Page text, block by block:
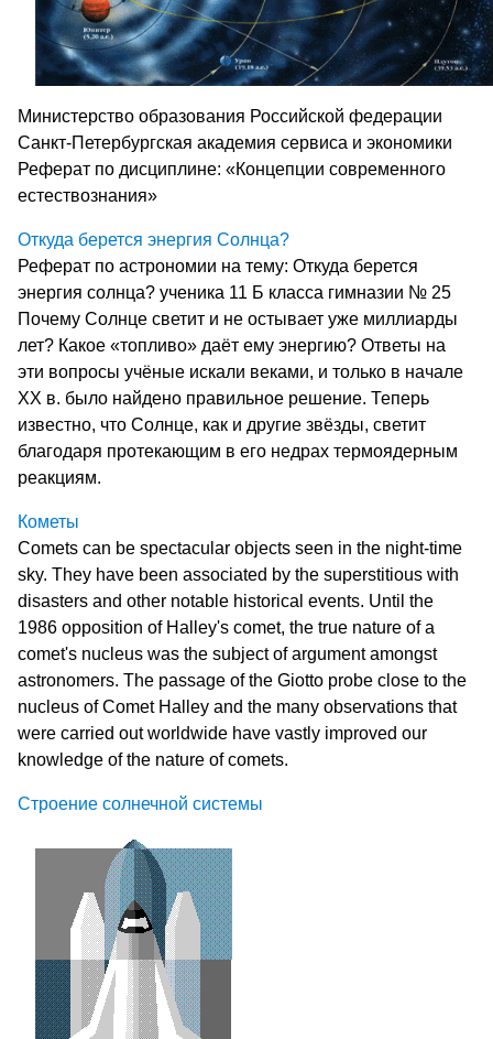
Министерство образования Российской федерации
Санкт-Петербургская академия сервиса и экономики
Реферат по дисциплине: «Концепции современного
естествознания»
Откуда берется энергия Солнца?
Реферат по астрономии на тему: Откуда берется
энергия солнца? ученика 11 Б класса гимназии № 25
Почему Солнце светит и не остывает уже миллиарды
лет? Какое «топливо» даёт ему энергию? Ответы на
эти вопросы учёные искали веками, и только в начале
ХХ в. было найдено правильное решение. Теперь
известно, что Солнце, как и другие звёзды, светит
благодаря протекающим в его недрах термоядерным
реакциям.
Кометы
Comets can be spectacular objects seen in the night-time
sky. They have been associated by the superstitious with
disasters and other notable historical events. Until the
1986 opposition of Halley's comet, the true nature of a
comet's nucleus was the subject of argument amongst
astronomers. The passage of the Giotto probe close to the
nucleus of Comet Halley and the many observations that
were carried out worldwide have vastly improved our
knowledge of the nature of comets.
Строение солнечной системы